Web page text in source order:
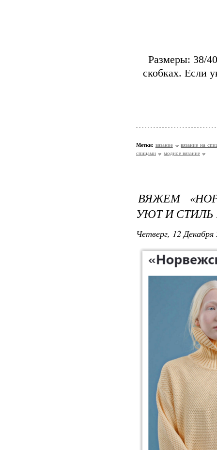
Размеры: 38/
скобках. Если
Метки: вязание
вязание на
спицами
модное вязание
ВЯЖЕМ
УЮТ И
Четверг, 12